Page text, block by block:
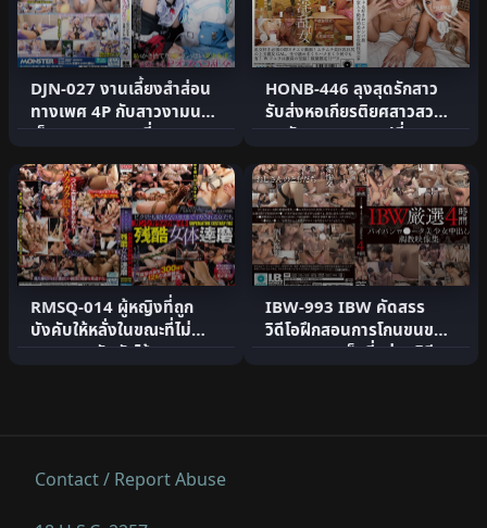
DJN-027 งานเลี้ยงสำส่อน
ทางเพศ 4P กับสาวงามนม
เล็กสูง 140 ซม. ที่ละท.
HONB-446 ลุงสุดรักสาว
รับส่งหอเกียรติยศสาวสวย
สุดอันตราย แลกเปลี่ยน .
RMSQ-014 ผู้หญิงที่ถูก
บังคับให้หลั่งในขณะที่ไม่
สามารถขยับตัวได้ จุ.
IBW-993 IBW คัดสรร
วิดีโอฝึกสอนการโกนขนของ
สาวสวยสุดเซ็กซี่อย่างพิถี.
Contact / Report Abuse